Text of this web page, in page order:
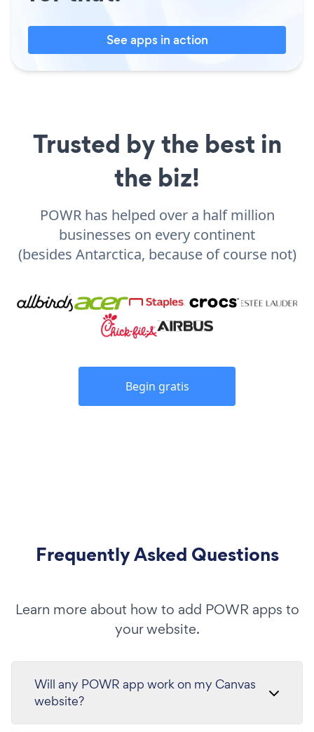
See apps in action
Trusted by the best in
the biz!
POWR has helped over a half million
businesses on every continent
(besides Antarctica, because of course not)
Begin gratis
Frequently Asked Questions
Learn more about how to add POWR apps to
your website.
Will any POWR app work on my Canvas
website?